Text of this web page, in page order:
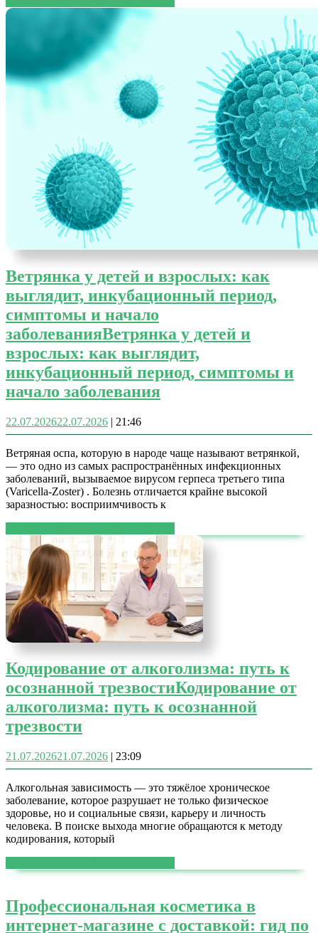
Ветрянка у детей и взрослых: как
выглядит, инкубационный период,
симптомы и начало
заболеванияВетрянка у детей и
взрослых: как выглядит,
инкубационный период, симптомы и
начало заболевания
22.07.202622.07.2026 | 21:46
Ветряная оспа, которую в народе чаще называют ветрянкой,
— это одно из самых распространённых инфекционных
заболеваний, вызываемое вирусом герпеса третьего типа
(Varicella-Zoster) . Болезнь отличается крайне высокой
заразностью: восприимчивость к
Кодирование от алкоголизма: путь к
осознанной трезвостиКодирование от
алкоголизма: путь к осознанной
трезвости
21.07.202621.07.2026 | 23:09
Алкогольная зависимость — это тяжёлое хроническое
заболевание, которое разрушает не только физическое
здоровье, но и социальные связи, карьеру и личность
человека. В поиске выхода многие обращаются к методу
кодирования, который
Профессиональная косметика в
интернет-магазине с доставкой: гид по